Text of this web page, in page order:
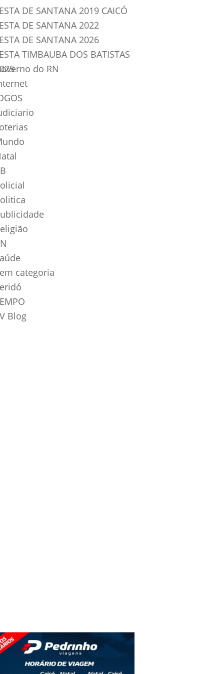
DE SANTANA 2019 CAICÓ
DE SANTANA 2022
DE SANTANA 2026
TIMBAUBA DOS BATISTAS
do RN
categoria
Blog